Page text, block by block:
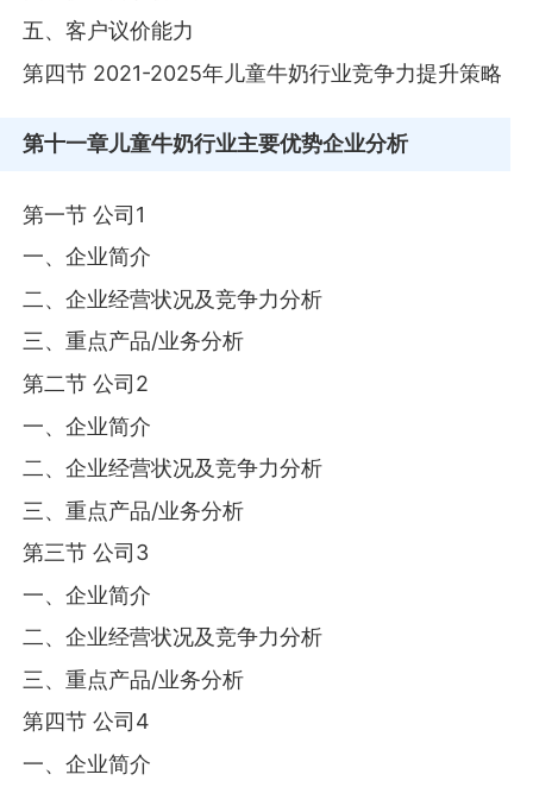
五、客户议价能力
第四节 2021-2025年儿童牛奶行业竞争力提升策略
第十一章儿童牛奶行业主要优势企业分析
第一节 公司1
一、企业简介
二、企业经营状况及竞争力分析
三、重点产品/业务分析
第二节 公司2
一、企业简介
二、企业经营状况及竞争力分析
三、重点产品/业务分析
第三节 公司3
一、企业简介
二、企业经营状况及竞争力分析
三、重点产品/业务分析
第四节 公司4
一、企业简介